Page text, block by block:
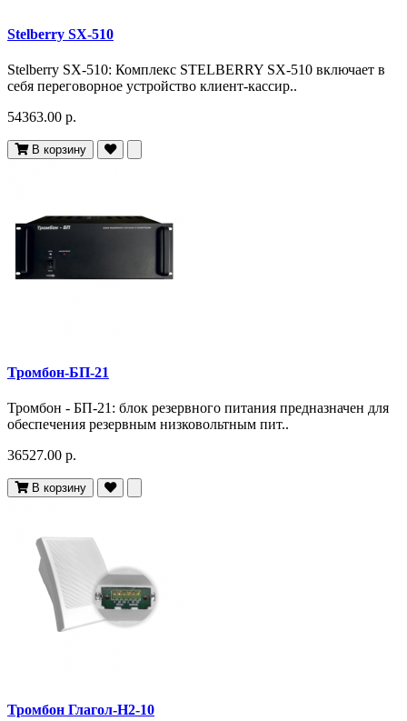
Stelberry SX-510
Stelberry SX-510: Комплекс STELBERRY SX-510 включает в
себя переговорное устройство клиент-кассир..
54363.00 р.
В корзину
Тромбон-БП-21
Тромбон - БП-21: блок резервного питания предназначен для
обеспечения резервным низковольтным пит..
36527.00 р.
В корзину
Тромбон Глагол-Н2-10